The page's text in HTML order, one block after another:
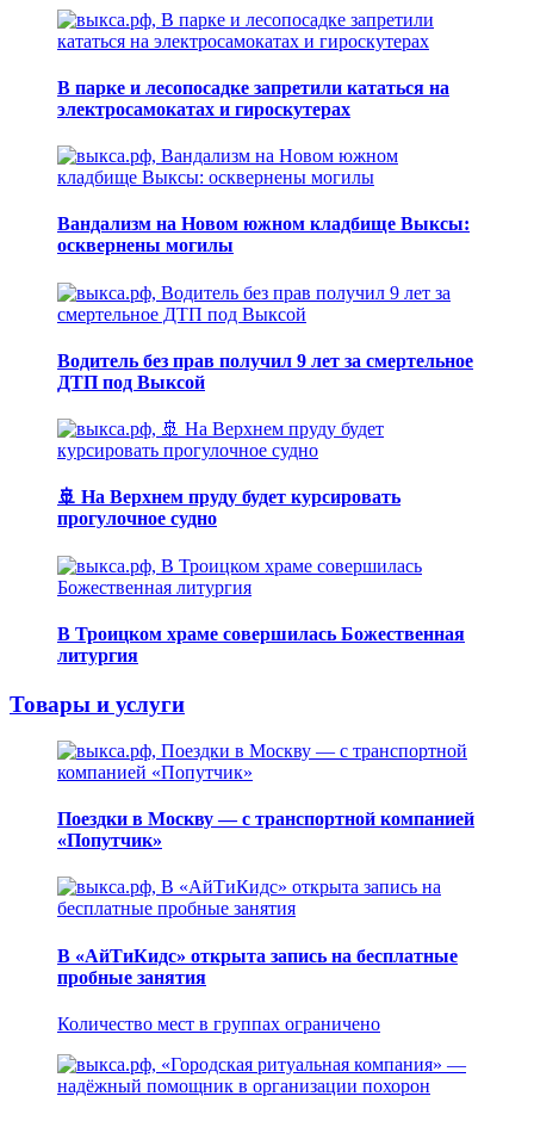
В парке и лесопосадке запретили кататься на
электросамокатах и гироскутерах
Вандализм на Новом южном кладбище Выксы:
осквернены могилы
Водитель без прав получил 9 лет за смертельное
ДТП под Выксой
🚢 На Верхнем пруду будет курсировать
прогулочное судно
В Троицком храме совершилась Божественная
литургия
Товары и услуги
Поездки в Москву — с транспортной компанией
«Попутчик»
В «АйТиКидс» открыта запись на бесплатные
пробные занятия
Количество мест в группах ограничено